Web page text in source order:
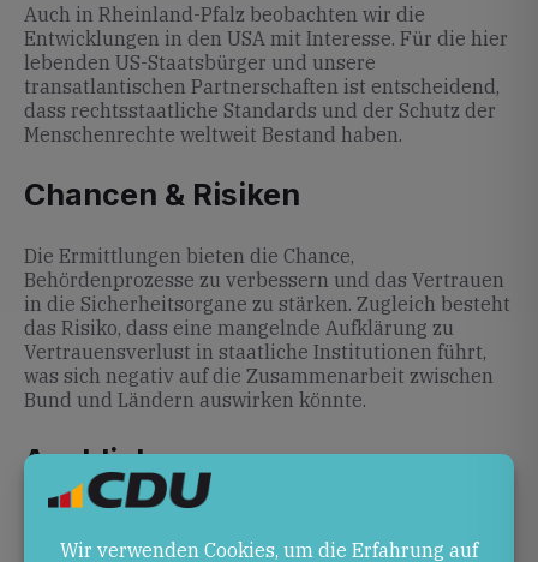
Auch in Rheinland-Pfalz beobachten wir die
Entwicklungen in den USA mit Interesse. Für die hier
lebenden US-Staatsbürger und unsere
transatlantischen Partnerschaften ist entscheidend,
dass rechtsstaatliche Standards und der Schutz der
Menschenrechte weltweit Bestand haben.
Chancen & Risiken
Die Ermittlungen bieten die Chance,
Behördenprozesse zu verbessern und das Vertrauen
in die Sicherheitsorgane zu stärken. Zugleich besteht
das Risiko, dass eine mangelnde Aufklärung zu
Vertrauensverlust in staatliche Institutionen führt,
was sich negativ auf die Zusammenarbeit zwischen
Bund und Ländern auswirken könnte.
Ausblick
Monaten die Umstände des Vorfalls weiter aufklären.